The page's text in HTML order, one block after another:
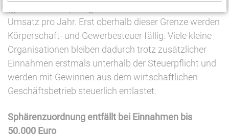
Umsatz pro Jahr. Erst oberhalb dieser Grenze werden
Körperschaft- und Gewerbesteuer fällig. Viele kleine
Organisationen bleiben dadurch trotz zusätzlicher
Einnahmen erstmals unterhalb der Steuerpflicht und
werden mit Gewinnen aus dem wirtschaftlichen
Geschäftsbetrieb steuerlich entlastet.
Sphärenzuordnung entfällt bei Einnahmen bis
50.000 Euro